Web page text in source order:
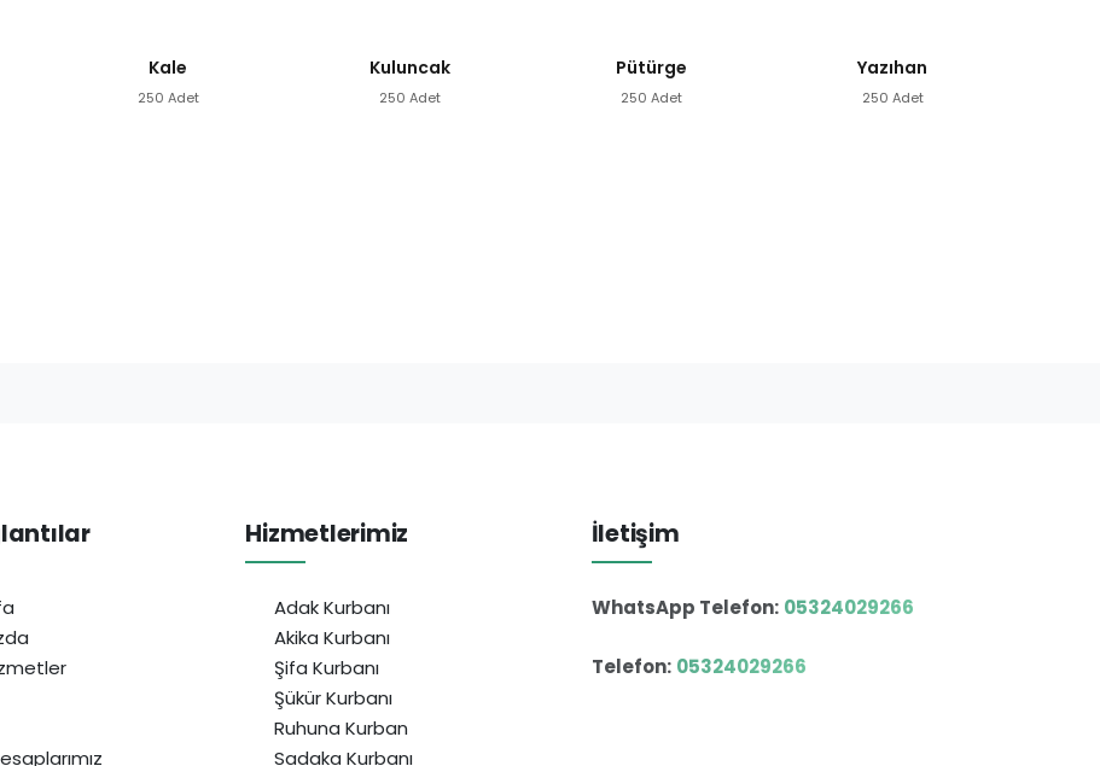
Kale
250 Adet
Kuluncak
250 Adet
Pütürge
250 Adet
Yazıhan
250 Adet
Hizmetlerimiz
Adak Kurbanı
Akika Kurbanı
Şifa Kurbanı
Şükür Kurbanı
Ruhuna Kurban
Sadaka Kurbanı
İletişim
WhatsApp Telefon: 05324029266
Telefon: 05324029266